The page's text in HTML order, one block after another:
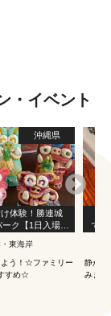
・イベント
沖縄県
体験！勝連城
ク【1日入場券
東海岸
う！☆ファミリー
すめ☆
で作
静かな
みませ